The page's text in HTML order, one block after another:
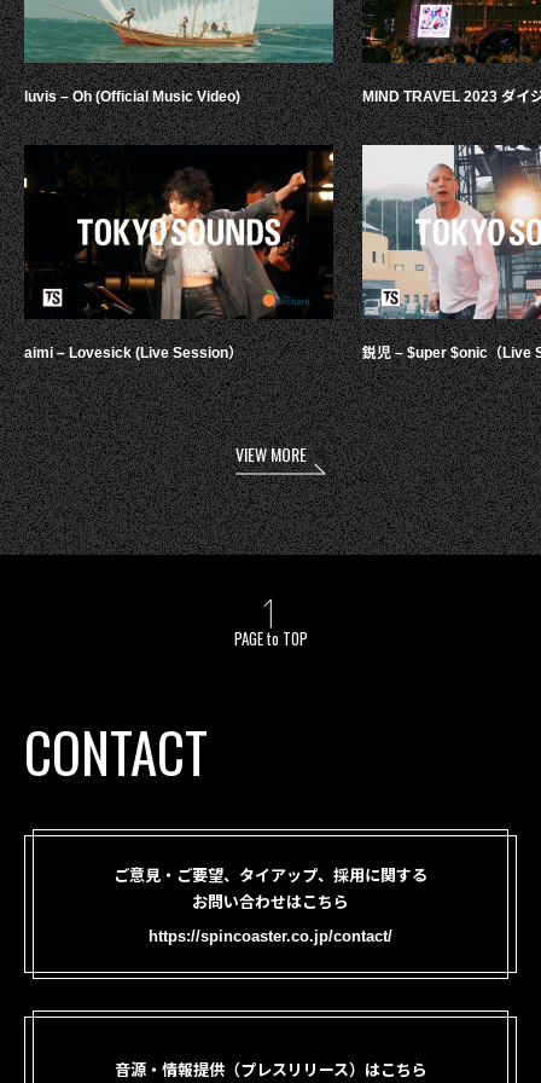
luvis – Oh (Official Music Video)
aimi – Lovesick (Live Session）
MIND TRAVEL 2023 ダイ
鋭児 – $uper $onic（Live
VIEW MORE
PAGE to TOP
CONTACT
ご意見・ご要望、タイアップ、採用に関する
お問い合わせはこちら
https://spincoaster.co.jp/contact/
音源・情報提供（プレスリリース）はこちら